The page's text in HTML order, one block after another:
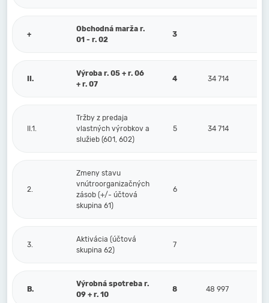
+
Obchodná marža r.
01 - r. 02
3
II.
Výroba r. 05 + r. 06
+ r. 07
4 34 714
II.1.
Tržby z predaja
vlastných výrobkov a
služieb (601, 602)
5 34 714
2.
Zmeny stavu
vnútroorganizačných
zásob (+/- účtová
skupina 61)
6
3.
Aktivácia (účtová
skupina 62)
7
B.
Výrobná spotreba r.
09 + r. 10
8 48 997